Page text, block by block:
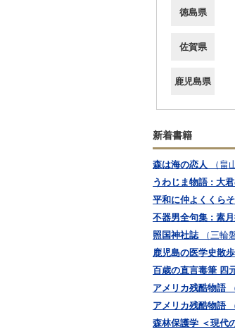
徳島県
佐賀県
鹿児島県
新着書籍
森は海の恋人 （畠
うわじま物語 : 大
平和に仲よくくら
不器男全句集 : 素
照国神社誌
（三輪
鹿児島の医学史散歩
百歳の直言毒筆 四
アメリカ残酷物語
アメリカ残酷物語
森林保護学 ＜現代